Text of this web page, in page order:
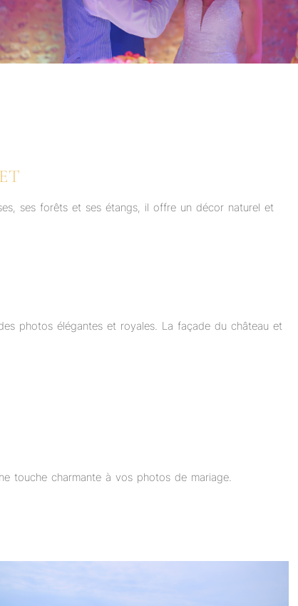
ses forêts et ses étangs, il offre un décor naturel et
photos élégantes et royales. La façade du château et
touche charmante à vos photos de mariage.